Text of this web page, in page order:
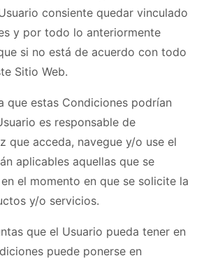
consiente quedar vinculado
y por todo lo anteriormente
si no está de acuerdo con todo
Sitio Web.
que estas Condiciones podrían
es responsable de
que acceda, navegue y/o use el
aplicables aquellas que se
el momento en que se solicite la
y/o servicios.
que el Usuario pueda tener en
puede ponerse en